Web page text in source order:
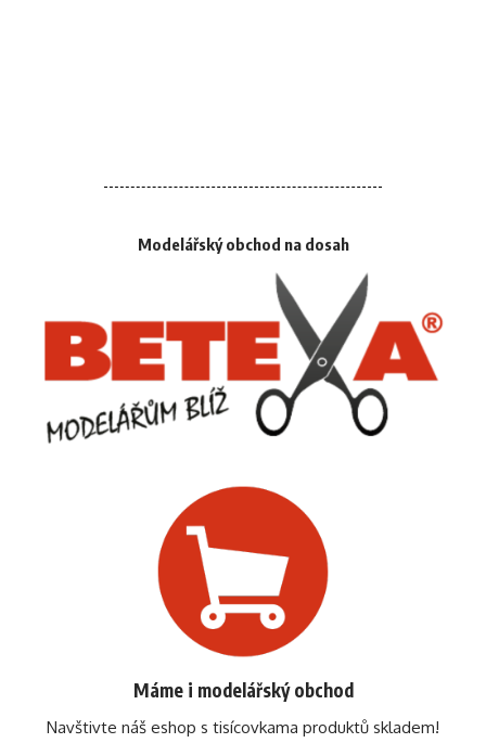
Modelářský obchod na dosah
Máme i modelářský obchod
Navštivte náš eshop s tisícovkama produktů skladem!